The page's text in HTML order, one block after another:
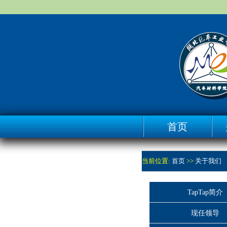
首页
当前位置: 首页 >> 关于我们
TapTap简介
现任领导